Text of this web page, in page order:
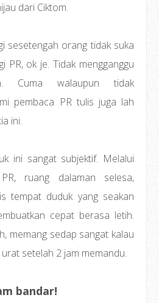
dari Ciktom.
sesetengah orang tidak suka
PR, ok je. Tidak mengganggu
Cuma walaupun tidak
pembaca PR tulis juga lah
ini.
ini sangat subjektif. Melalui
ruang dalaman selesa,
tempat duduk yang seakan
cepat berasa letih.
memang sedap sangat kalau
setelah 2 jam memandu.
bandar!